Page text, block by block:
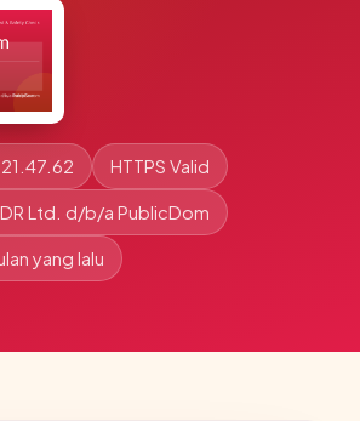
HTTPS Valid
Ltd. d/b/a PublicDom
yang lalu